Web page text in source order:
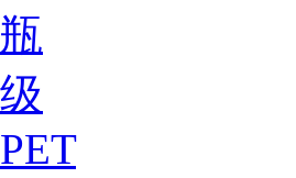
瓶
级
PET